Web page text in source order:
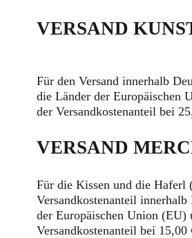
VERSAND
Für den Versand innerhalb
die Länder der Europäischen
der Versandkostenanteil bei
VERSAND
Für die Kissen und die Haferl
Versandkostenanteil
der Europäischen Union
Versandkostenanteil bei 15,00